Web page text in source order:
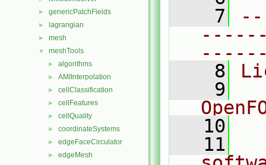
► genericPatchFields
► lagrangian
► mesh
▼ meshTools
► algorithms
► AMIInterpolation
► cellClassification
► cellFeatures
► cellQuality
► coordinateSystems
► edgeFaceCirculator
► edgeMesh
    7
    8
    9
   10
   11